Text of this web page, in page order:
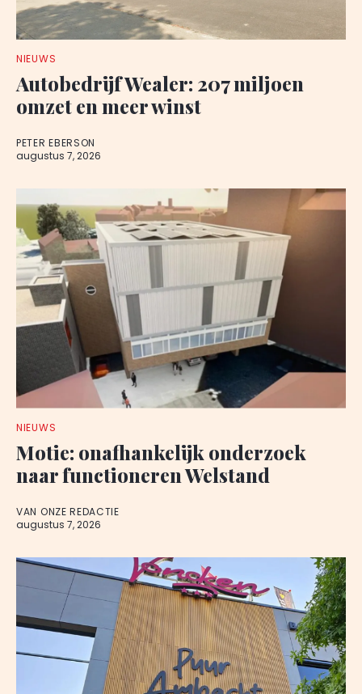
NIEUWS
Autobedrijf Wealer: 207 miljoen
omzet en meer winst
PETER EBERSON
augustus 7, 2026
NIEUWS
Motie: onafhankelijk onderzoek
naar functioneren Welstand
VAN ONZE REDACTIE
augustus 7, 2026